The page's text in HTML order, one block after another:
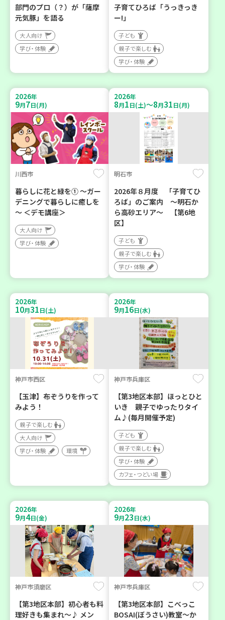
部門のプロ（？）が「薩摩
元気豚」を語る
大人向け
学び・体験
子育てひろば「うっきっき
ー!」
子ども
親子で楽しむ
学び・体験
2026年
9月7日(月)
川西市
暮らしに花と緑を① ～ガー
デニングで暮らしに癒しを
～ ＜デモ講座＞
大人向け
学び・体験
2026年
8月1日(土)～8月31日(月)
明石市
2026年８月度 「子育てひ
ろば」のご案内 ～明石か
ら高砂エリア～ 【第6地
区】
子ども
親子で楽しむ
学び・体験
2026年
10月31日(土)
神戸市西区
【玉津】布ぞうりを作って
みよう！
親子で楽しむ
大人向け
学び・体験
環境
2026年
9月16日(水)
神戸市兵庫区
【第3地区本部】ほっとひと
いき 親子でゆったりタイ
ム♪(毎月開催予定)
子ども
親子で楽しむ
学び・体験
カフェ・つどい場
2026年
9月4日(金)
神戸市須磨区
【第3地区本部】初心者も料
理好きも集まれ～♪ メン
2026年
9月23日(水)
神戸市兵庫区
【第3地区本部】こべっこ
BOSAI(ぼうさい)教室～か